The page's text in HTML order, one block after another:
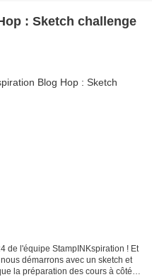
: Sketch challenge
de l'équipe StampINKspiration ! Et
démarrons avec un sketch et
la préparation des cours à côté